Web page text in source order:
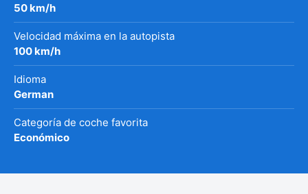
50 km/h
Velocidad máxima en la autopista
100 km/h
Idioma
German
Categoría de coche favorita
Económico